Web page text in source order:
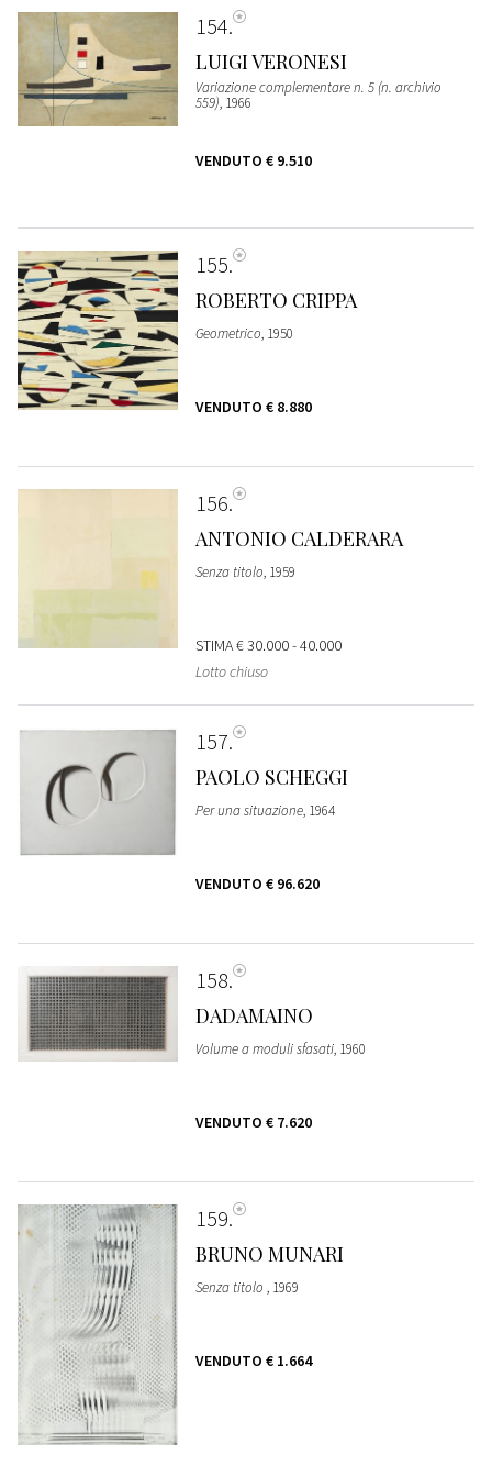
154
LUIGI VERONESI
Variazione complementare n. 5 (n. archivio
559), 1966
VENDUTO € 9.510
155
ROBERTO CRIPPA
Geometrico, 1950
VENDUTO € 8.880
156
ANTONIO CALDERARA
Senza titolo, 1959
STIMA€ 30.000 - 40.000
Lotto chiuso
157
PAOLO SCHEGGI
Per una situazione, 1964
VENDUTO € 96.620
158
DADAMAINO
Volume a moduli sfasati, 1960
VENDUTO € 7.620
159
BRUNO MUNARI
Senza titolo , 1969
VENDUTO € 1.664